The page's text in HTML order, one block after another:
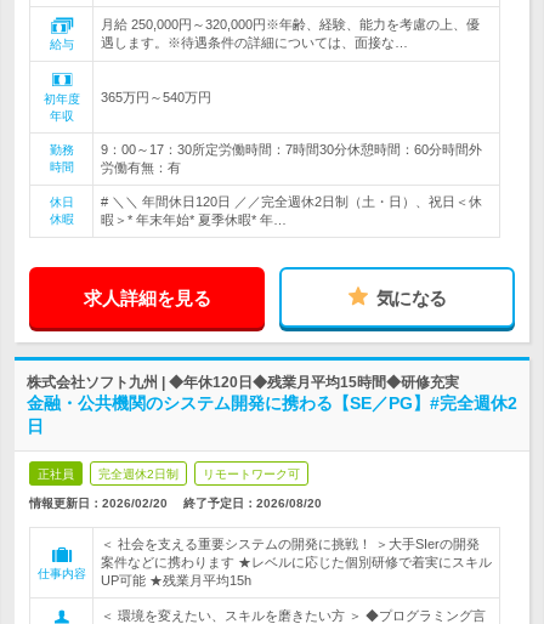
給与
月給 250,000円～320,000円※年齢、経験、能力を考慮の上、優
遇します。※待遇条件の詳細については、面接な…
初年度
年収
365万円～540万円
勤務
時間
9：00～17：30所定労働時間：7時間30分休憩時間：60分時間外
労働有無：有
休日
休暇
# ＼＼ 年間休日120日 ／／完全週休2日制（土・日）、祝日＜休
暇＞* 年末年始* 夏季休暇* 年…
求人詳細を見る 気になる
株式会社ソフト九州 | ◆年休120日◆残業月平均15時間◆研修充実
金融・公共機関のシステム開発に携わる【SE／PG】#完全週休2
日
正社員 完全週休2日制 リモートワーク可
情報更新日：2026/02/20 終了予定日： 2026/08/20
仕事内容
＜ 社会を支える重要システムの開発に挑戦！ ＞大手SIerの開発
案件などに携わります ★レベルに応じた個別研修で着実にスキル
UP可能 ★残業月平均15h
＜ 環境を変えたい、スキルを磨きたい方 ＞ ◆プログラミング言